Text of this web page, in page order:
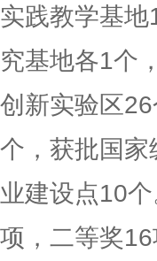
实践教学基
究基地各1个
创新实验区
个，获批国
业建设点10
项，二等奖16